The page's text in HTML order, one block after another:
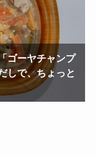
ゴーヤチャンプ
しで、ちょっと